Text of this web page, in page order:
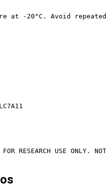
at -20°C. Avoid
RESEARCH USE ONLY.